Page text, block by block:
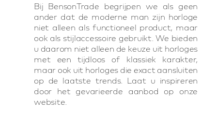
Bij BensonTrade begrijpen we als geen
ander dat de moderne man zijn horloge
niet alleen als functioneel product, maar
ook als stijlaccessoire gebruikt. We bieden
u daarom niet alleen de keuze uit horloges
met een tijdloos of klassiek karakter,
maar ook uit horloges die exact aansluiten
op de laatste trends. Laat u inspireren
door het gevarieerde aanbod op onze
website.